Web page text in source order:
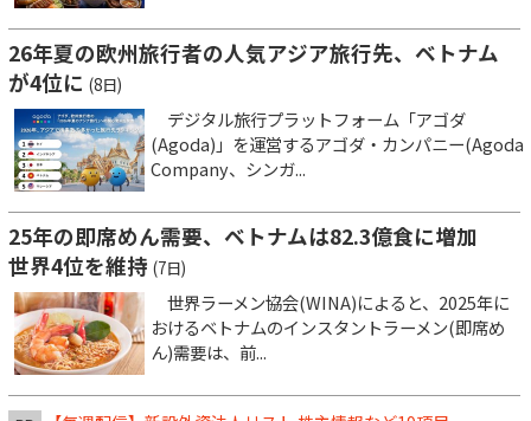
26年夏の欧州旅行者の人気アジア旅行先、ベトナム
が4位に (8日)
デジタル旅行プラットフォーム「アゴダ
(Agoda)」を運営するアゴダ・カンパニー(Agoda
Company、シンガ...
25年の即席めん需要、ベトナムは82.3億食に増加
世界4位を維持 (7日)
世界ラーメン協会(WINA)によると、2025年に
おけるベトナムのインスタントラーメン(即席め
ん)需要は、前...